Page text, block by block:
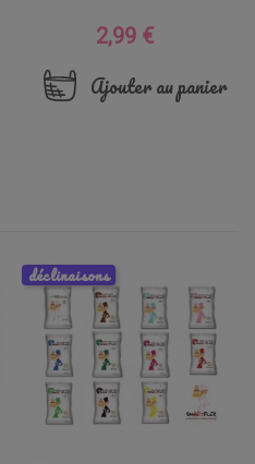
Prix
2,99 €
Ajouter au panier
déclinaisons